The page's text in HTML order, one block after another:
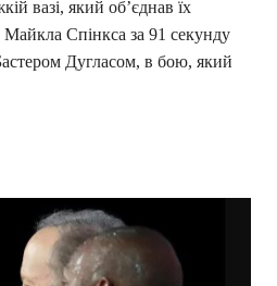
вазі, який об’єднав їх
Спінкса за 91 секунду
Дугласом, в бою, який